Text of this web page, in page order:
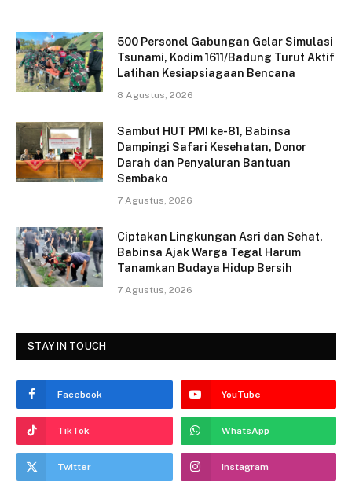
c
e
b
o
k
itt
er
ai ar
e
500 Personel Gabungan Gelar Simulasi
Tsunami, Kodim 1611/Badung Turut Aktif
Latihan Kesiapsiagaan Bencana
8 Agustus, 2026
Sambut HUT PMI ke-81, Babinsa
Dampingi Safari Kesehatan, Donor
Darah dan Penyaluran Bantuan
Sembako
7 Agustus, 2026
Ciptakan Lingkungan Asri dan Sehat,
Babinsa Ajak Warga Tegal Harum
Tanamkan Budaya Hidup Bersih
7 Agustus, 2026
STAY IN TOUCH
Facebook YouTube
TikTok WhatsApp
Twitter Instagram